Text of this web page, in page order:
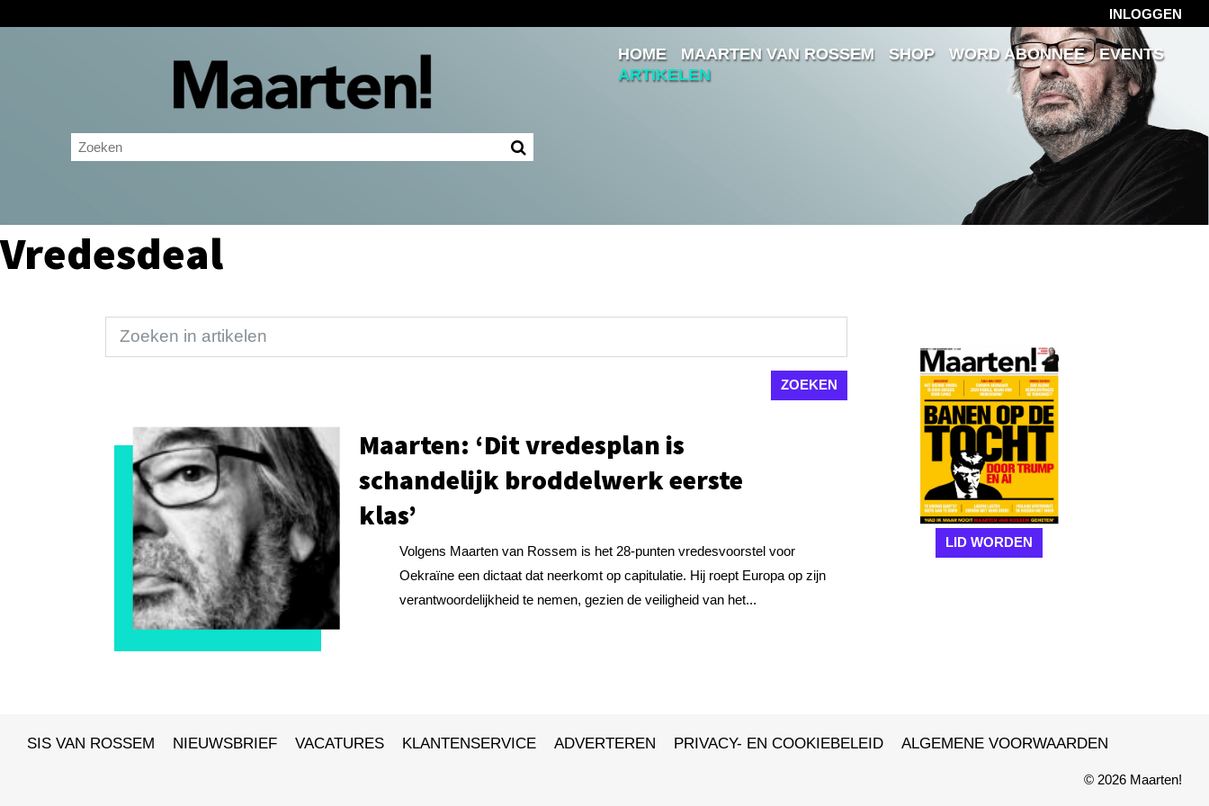
INLOGGEN
Inloggen
Ingelogd blijven
HOME MAARTEN VAN ROSSEM SHOP WORD ABONNEE
EVENTS
ARTIKELEN
Vredesdeal
Maarten: ‘Dit vredesplan is
schandelijk broddelwerk eerste
klas’
Volgens Maarten van Rossem is het 28-punten vredesvoorstel voor
Oekraïne een dictaat dat neerkomt op capitulatie. Hij roept Europa op zijn
verantwoordelijkheid te nemen, gezien de veiligheid van het...
LID WORDEN
SIS VAN ROSSEM NIEUWSBRIEF VACATURES KLANTENSERVICE ADVERTEREN PRIVACY- EN COOKIEBELEID ALGEMENE VOORWAARDEN
© 2026 Maarten!